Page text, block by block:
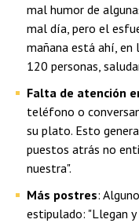
mal humor de
mal día, pero el
mañana está ahí, en
120 personas,
Falta de atención
teléfono o
su plato. Esto
puestos atrás no
nuestra".
Más postres:
estipulado: "Llegan y